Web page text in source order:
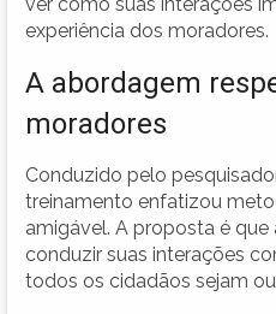
experiência dos moradores.
A abordagem
moradores
Conduzido pelo
treinamento enfatizou
amigável. A proposta é que
conduzir suas interações
todos os cidadãos sejam